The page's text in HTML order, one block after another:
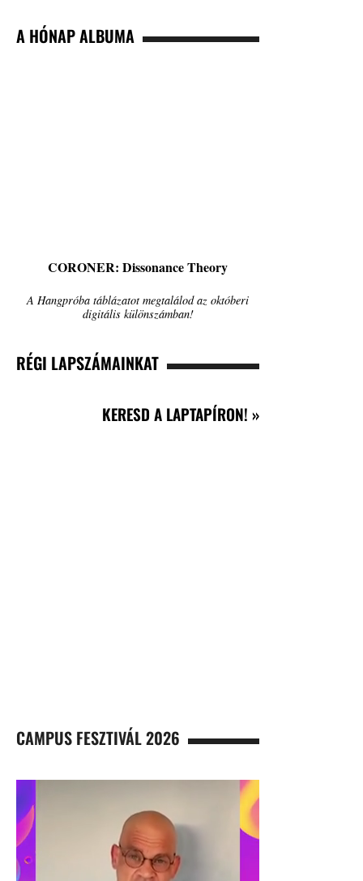
A HÓNAP ALBUMA
CORONER: Dissonance Theory
A Hangpróba táblázatot megtalálod az októberi
digitális különszámban!
RÉGI LAPSZÁMAINKAT
KERESD A LAPTAPÍRON! »
CAMPUS FESZTIVÁL 2026